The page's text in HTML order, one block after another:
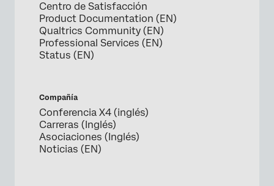
Centro de Satisfacción
Product Documentation (EN)
Qualtrics Community (EN)
Professional Services (EN)
Status (EN)
Compañía
Conferencia X4 (inglés)
Carreras (Inglés)
Asociaciones (Inglés)
Noticias (EN)